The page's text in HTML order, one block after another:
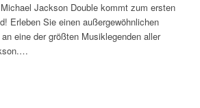
Jackson Double kommt zum ersten
Erleben Sie einen außergewöhnlichen
eine der größten Musiklegenden aller